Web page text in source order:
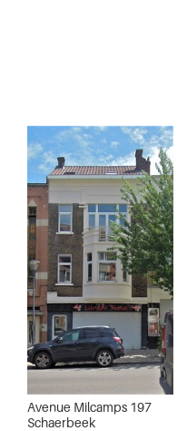
Avenue Milcamps 197
Schaerbeek